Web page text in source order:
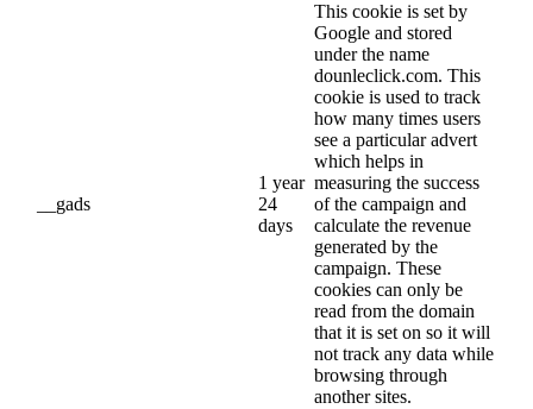
__gads
1 year
24
days
This cookie is set by
Google and stored
under the name
dounleclick.com. This
cookie is used to track
how many times users
see a particular advert
which helps in
measuring the success
of the campaign and
calculate the revenue
generated by the
campaign. These
cookies can only be
read from the domain
that it is set on so it will
not track any data while
browsing through
another sites.